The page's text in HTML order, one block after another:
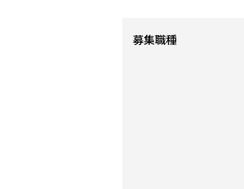
募集職種